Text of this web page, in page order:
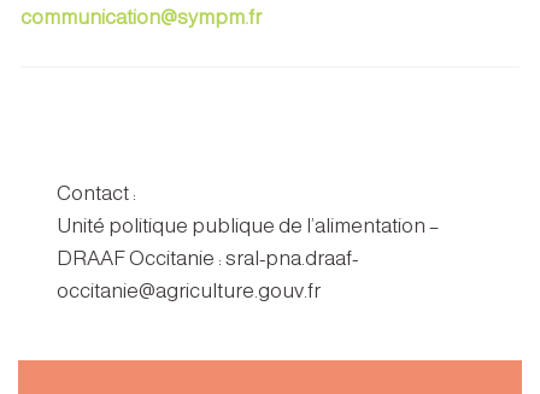
communication@sympm.fr
Contact :
Unité politique publique de l’alimentation –
DRAAF Occitanie : sral-pna.draaf-
occitanie@agriculture.gouv.fr